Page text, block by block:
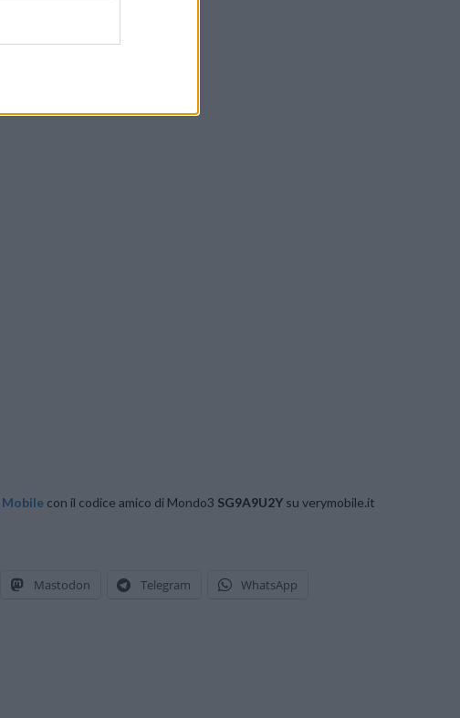
Mobile con il codice amico di Mondo3 SG9A9U2Y su verymobile.it
Mastodon Telegram WhatsApp